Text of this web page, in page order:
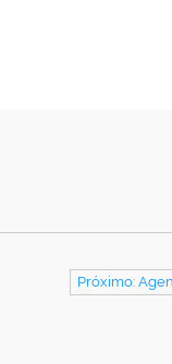
Próximo: